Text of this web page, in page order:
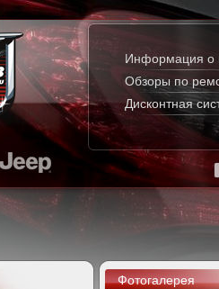
Информация о
Обзоры по
Дисконтная
Фотогалерея